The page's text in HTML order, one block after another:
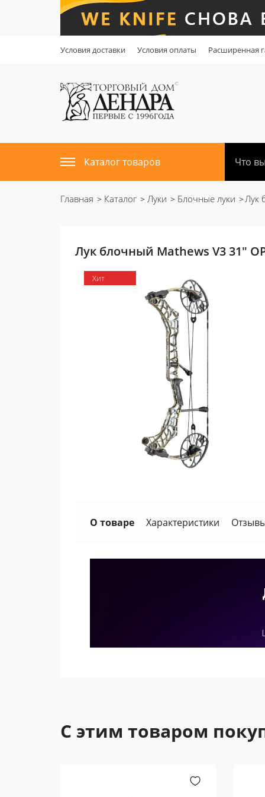
Условия доставки Условия оплаты Расширенная
Каталог товаров
Главная Каталог Луки Блочные луки Лук
Лук блочный Mathews V3 31"
Хит
О товаре Характеристики
С этим товаром